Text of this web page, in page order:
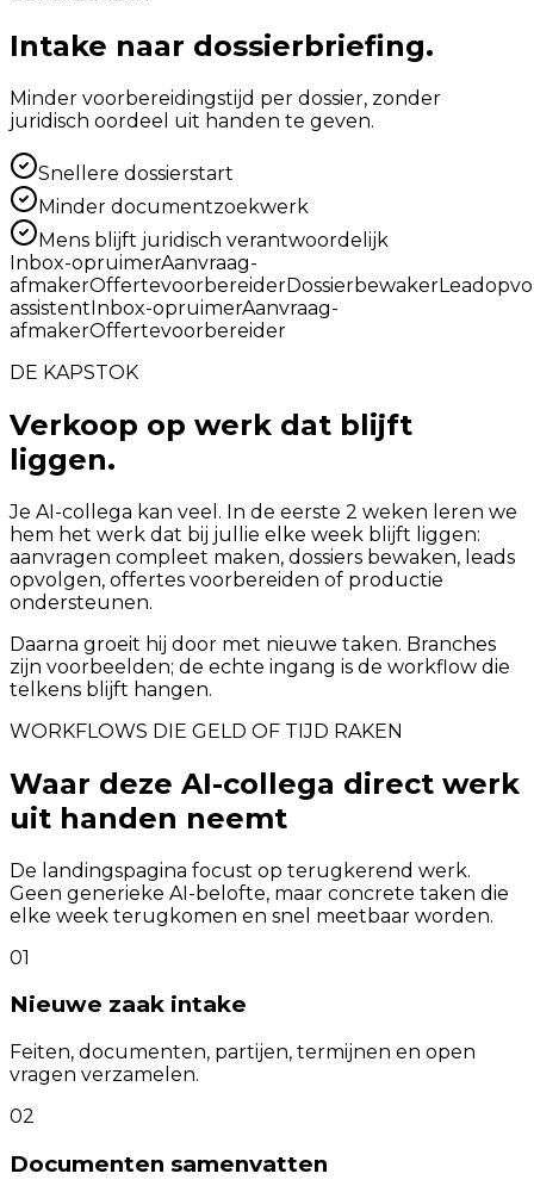
Intake naar dossierbriefing.
Minder voorbereidingstijd per dossier, zonder
juridisch oordeel uit handen te geven.
Snellere dossierstart
Minder documentzoekwerk
Mens blijft juridisch verantwoordelijk
Inbox-opruimerAanvraag-
afmakerOffertevoorbereiderDossierbewaker
assistentInbox-opruimerAanvraag-
afmakerOffertevoorbereider
DE KAPSTOK
Verkoop op werk dat blijft
liggen.
Je AI-collega kan veel. In de eerste 2 weken leren we
hem het werk dat bij jullie elke week blijft liggen:
aanvragen compleet maken, dossiers bewaken, leads
opvolgen, offertes voorbereiden of productie
ondersteunen.
Daarna groeit hij door met nieuwe taken. Branches
zijn voorbeelden; de echte ingang is de workflow die
telkens blijft hangen.
WORKFLOWS DIE GELD OF TIJD RAKEN
Waar deze AI-collega direct werk
uit handen neemt
De landingspagina focust op terugkerend werk.
Geen generieke AI-belofte, maar concrete taken die
elke week terugkomen en snel meetbaar worden.
01
Nieuwe zaak intake
Feiten, documenten, partijen, termijnen en open
vragen verzamelen.
02
Documenten samenvatten